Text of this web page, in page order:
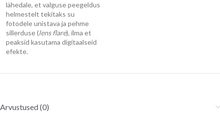
lähedale, et valguse peegeldus
helmestelt tekitaks su
fotodele unistava ja pehme
sillerduse (lens flare), ilma et
peaksid kasutama digitaalseid
efekte.
Arvustused (0)